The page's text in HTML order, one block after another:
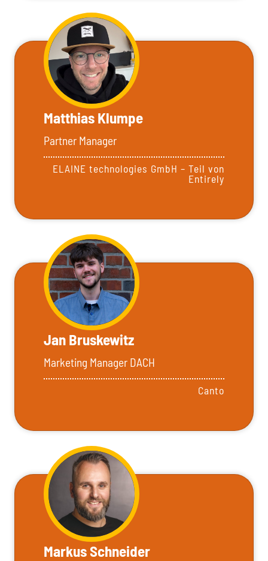
Matthias Klumpe
Partner Manager
ELAINE technologies GmbH – Teil von
Entirely
Jan Bruskewitz
Marketing Manager DACH
Canto
Markus Schneider